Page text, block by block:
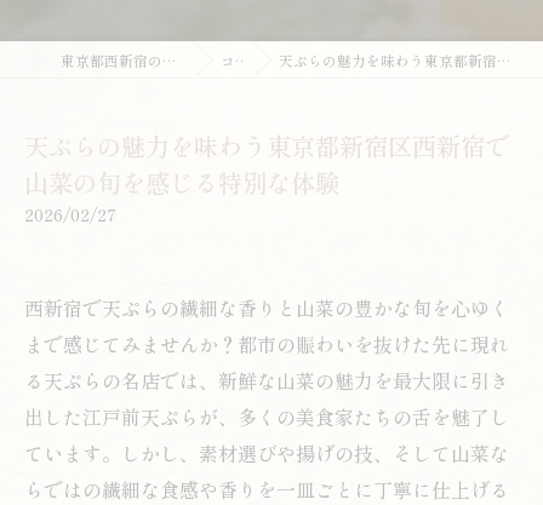
東京都西新宿の和食なら天ぷら 天秀 コラム 天ぷらの魅力を味わう東京都新宿区西新宿で山菜の旬を感じる特別な体験
天ぷらの魅力を味わう東京都新宿区西新宿で
山菜の旬を感じる特別な体験
2026/02/27
西新宿で天ぷらの繊細な香りと山菜の豊かな旬を心ゆく
まで感じてみませんか？都市の賑わいを抜けた先に現れ
る天ぷらの名店では、新鮮な山菜の魅力を最大限に引き
出した江戸前天ぷらが、多くの美食家たちの舌を魅了し
ています。しかし、素材選びや揚げの技、そして山菜な
らではの繊細な食感や香りを一皿ごとに丁寧に仕上げる